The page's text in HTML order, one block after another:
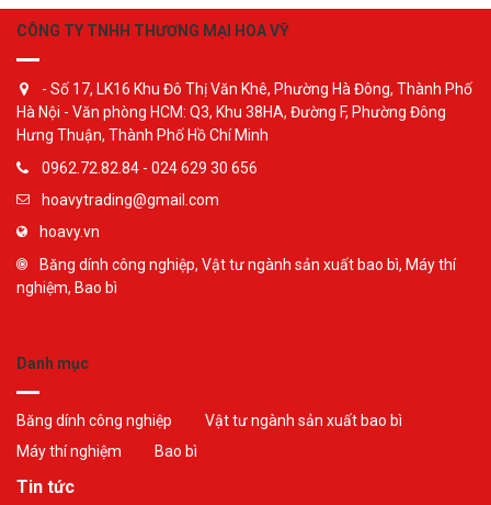
CÔNG TY TNHH THƯƠNG MẠI HOA VỸ
- Số 17, LK16 Khu Đô Thị Văn Khê, Phường Hà Đông, Thành Phố
Hà Nội - Văn phòng HCM: Q3, Khu 38HA, Đường F, Phường Đông
Hưng Thuận, Thành Phố Hồ Chí Minh
0962.72.82.84 - 024 629 30 656
hoavytrading@gmail.com
hoavy.vn
Băng dính công nghiệp, Vật tư ngành sản xuất bao bì, Máy thí
nghiệm, Bao bì
Danh mục
Băng dính công nghiệp
Vật tư ngành sản xuất bao bì
Máy thí nghiệm
Bao bì
Tin tức